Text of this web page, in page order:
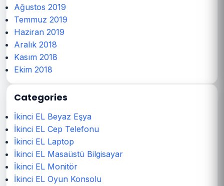
Ağustos 2019
Temmuz 2019
Haziran 2019
Aralık 2018
Kasım 2018
Ekim 2018
Categories
İkinci EL Beyaz Eşya
İkinci EL Cep Telefonu
İkinci EL Laptop
İkinci EL Masaüstü Bilgisayar
İkinci EL Monitör
İkinci EL Oyun Konsolu